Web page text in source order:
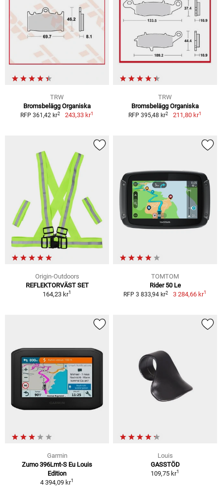
TRW
Bromsbelägg Organiska
RFP 361,42 kr2 243,33 kr1
TRW
Bromsbelägg Organiska
RFP 395,48 kr2 211,80 kr1
Origin-Outdoors
REFLEKTORVÄST SET
164,23 kr1
TOMTOM
Rider 50 Le
RFP 3 833,94 kr2 3 284,66 kr1
Garmin
Zumo 396Lmt-S Eu Louis
Edition
4 394,09 kr1
Louis
GASSTÖD
109,75 kr1